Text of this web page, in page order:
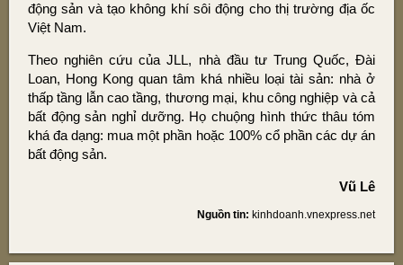
động sản và tạo không khí sôi động cho thị trường địa ốc
Việt Nam.
Theo nghiên cứu của JLL, nhà đầu tư Trung Quốc, Đài
Loan, Hong Kong quan tâm khá nhiều loại tài sản: nhà ở
thấp tầng lẫn cao tầng, thương mại, khu công nghiệp và cả
bất động sản nghỉ dưỡng. Họ chuộng hình thức thâu tóm
khá đa dạng: mua một phần hoặc 100% cổ phần các dự án
bất động sản.
Vũ Lê
Nguồn tin: kinhdoanh.vnexpress.net